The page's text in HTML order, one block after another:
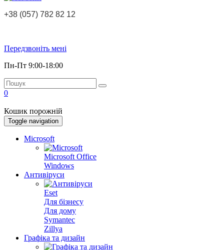
+38 (057) 782 82 12
Передзвоніть мені
Пн-Пт 9:00-18:00
0
Кошик порожній
Toggle navigation
Microsoft
Microsoft Office
Windows
Антивіруси
Eset
Для бізнесу
Для дому
Symantec
Zillya
Графіка та дизайн